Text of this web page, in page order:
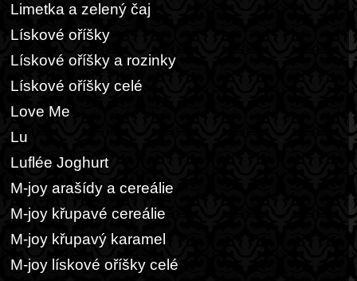
Limetka a zelený čaj
Lískové oříšky
Lískové oříšky a rozinky
Lískové oříšky celé
Love Me
Lu
Luflée Joghurt
M-joy arašídy a cereálie
M-joy křupavé cereálie
M-joy křupavý karamel
M-joy lískové oříšky celé